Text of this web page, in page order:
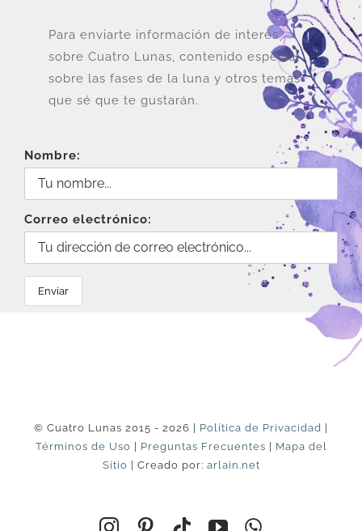
Para enviarte información de interés
sobre Cuatro Lunas, contenido especial
sobre las fases de la luna y otros temas
que sé que te gustarán.
Nombre:
Correo electrónico:
© Cuatro Lunas 2015 - 2026 | Política de Privacidad
Términos de Uso
Preguntas Frecuentes
Mapa del
Sitio | Creado por: arlain.net